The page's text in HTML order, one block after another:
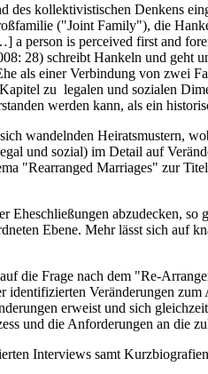
kollektivistischen Denkens
("Joint Family"), die
person is perceived first and
28) schreibt Hankeln und
als einer Verbindung von zwei
zu legalen und sozialen
werden kann, als ein
wandelnden Heiratsmustern,
und sozial) im Detail auf
"Rearranged Marriages" zur
abzudecken,
Ebene. Mehr lässt sich auf
die Frage nach dem "Re-
Veränderungen
erweist und sich
und die Anforderungen an die
Interviews samt